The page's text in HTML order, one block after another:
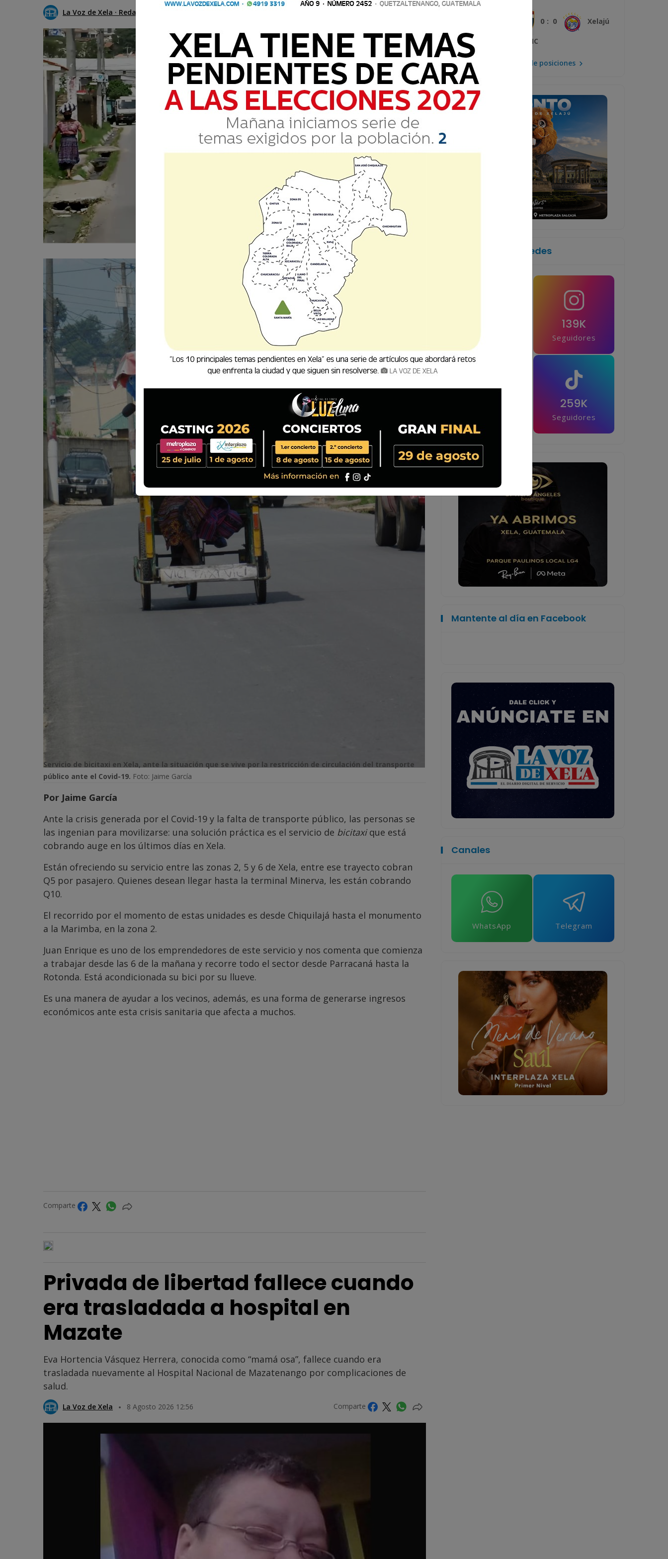
La Voz de Xela · Redacción
Servicio de bicitaxi en Xela, ante la situación que se vive por la restricción de circulación del transporte
público ante el Covid-19. Foto: Jaime García
Por Jaime García
Ante la crisis generada por el Covid-19 y la falta de transporte público, las personas se
las ingenian para movilizarse: una solución práctica es el servicio de bicitaxique está
cobrando auge en los últimos días en Xela.
Están ofreciendo su servicio entre las zonas 2, 5 y 6 de Xela, entre ese trayecto cobran
Q5 por pasajero. Quienes desean llegar hasta la terminal Minerva, les están cobrando
Q10.
El recorrido por el momento de estas unidades es desde Chiquilajá hasta el monumento
a la Marimba, en la zona 2.
Juan Enrique es uno de los emprendedores de este servicio y nos comenta que comienza
a trabajar desde las 6 de la mañana y recorre todo el sector desde Parracaná hasta la
Rotonda. Está acondicionada su bici por su llueve.
Es una manera de ayudar a los vecinos, además, es una forma de generarse ingresos
económicos ante esta crisis sanitaria que afecta a muchos.
Comparte
Privada de libertad fallece cuando
era trasladada a hospital en
Mazate
Eva Hortencia Vásquez Herrera, conocida como “mamá osa”, fallece cuando era
trasladada nuevamente al Hospital Nacional de Mazatenango por complicaciones de
salud.
La Voz de Xela 8 Agosto 2026 12:56 Comparte
0 : 0 Xelajú
MC
Mira la tabla de posiciones
Síguenos en las redes
Seguidores
139K
Seguidores
259K
Seguidores
Mantente al día en Facebook
Canales
WhatsApp Telegram